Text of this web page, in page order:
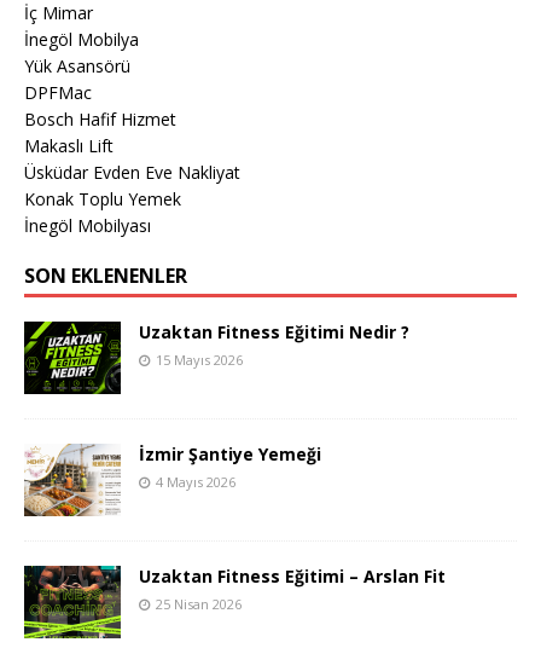
İç Mimar
İnegöl Mobilya
Yük Asansörü
DPFMac
Bosch Hafif Hizmet
Makaslı Lift
Üsküdar Evden Eve Nakliyat
Konak Toplu Yemek
İnegöl Mobilyası
SON EKLENENLER
Uzaktan Fitness Eğitimi Nedir ?
15 Mayıs 2026
İzmir Şantiye Yemeği
4 Mayıs 2026
Uzaktan Fitness Eğitimi – Arslan Fit
25 Nisan 2026